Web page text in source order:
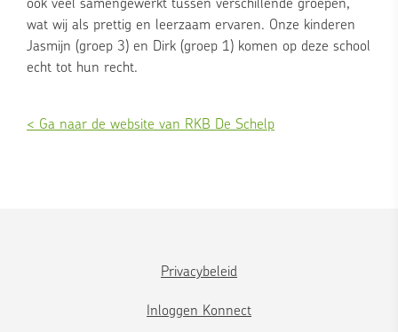
wat wij als prettig en leerzaam ervaren. Onze kinderen
Jasmijn (groep 3) en Dirk (groep 1) komen op deze school
echt tot hun recht.
< Ga naar de website van RKB De Schelp
Privacybeleid
Inloggen Konnect